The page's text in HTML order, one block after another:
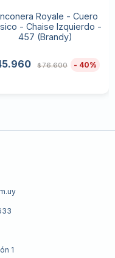
Royale - Cuero
- Chaise Izquierdo -
457 (Brandy)
$76.600 40
1